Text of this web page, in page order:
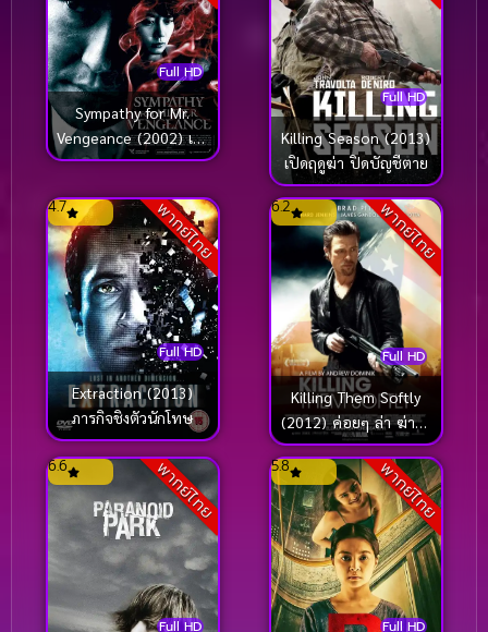
Full HD
Sympathy for Mr.
Vengeance (2002) เขา
ฆ่าแบบชาติหน้าไม่ต้อง
Full HD
Killing Season (2013)
เปิดฤดูฆ่า ปิดบัญชีตาย
พากย์ไทย
Full HD
4.7
Extraction (2013)
ภารกิจชิงตัวนักโทษ
พากย์ไทย
Full HD
6.2
Killing Them Softly
(2012) ค่อยๆ ล่า ฆ่าไม่
เลี้ยง
พากย์ไทย
Full HD
6.6 พากย์ไทย
Full HD
5.8